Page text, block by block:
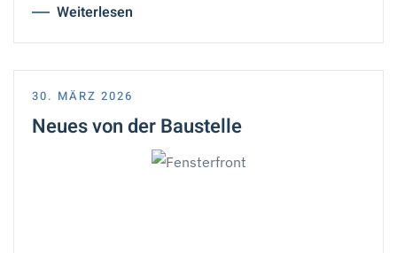
Weiterlesen
30. MÄRZ 2026
Neues von der Baustelle